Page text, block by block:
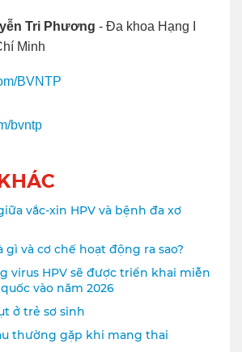
Tri Phương - Đa khoa Hạng I
Minh
BVNTP
bvntp
vắc-xin HPV và bệnh đa xơ
gì và cơ chế hoạt động ra sao?
virus HPV sẽ được triển khai miễn
vào năm 2026
ở trẻ sơ sinh
thường gặp khi mang thai